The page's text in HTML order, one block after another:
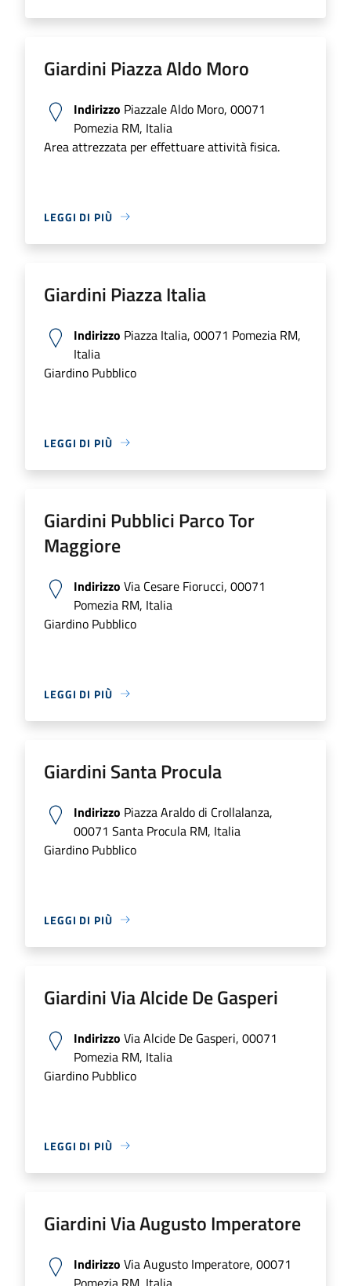
Giardini Piazza Aldo Moro
Indirizzo Piazzale Aldo Moro, 00071
Pomezia RM, Italia
Area attrezzata per effettuare attività fisica.
LEGGI DI PIÙ
Giardini Piazza Italia
Indirizzo Piazza Italia, 00071 Pomezia RM,
Italia
Giardino Pubblico
LEGGI DI PIÙ
Giardini Pubblici Parco Tor
Maggiore
Indirizzo Via Cesare Fiorucci, 00071
Pomezia RM, Italia
Giardino Pubblico
LEGGI DI PIÙ
Giardini Santa Procula
Indirizzo Piazza Araldo di Crollalanza,
00071 Santa Procula RM, Italia
Giardino Pubblico
LEGGI DI PIÙ
Giardini Via Alcide De Gasperi
Indirizzo Via Alcide De Gasperi, 00071
Pomezia RM, Italia
Giardino Pubblico
LEGGI DI PIÙ
Giardini Via Augusto Imperatore
Indirizzo Via Augusto Imperatore, 00071